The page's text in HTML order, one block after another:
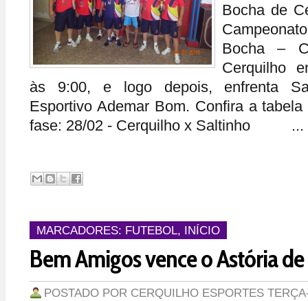
Bocha de
Bocha –
Cerquilho
às 9:00, e logo depois, enfrenta
Esportivo Ademar Bom. Confira a
fase: 28/02 - Cerquilho x Saltinho ...
MARCADORES: FUTEBOL, INÍCIO
Bem Amigos vence o Astória
POSTADO POR CERQUILHO ESPORTES